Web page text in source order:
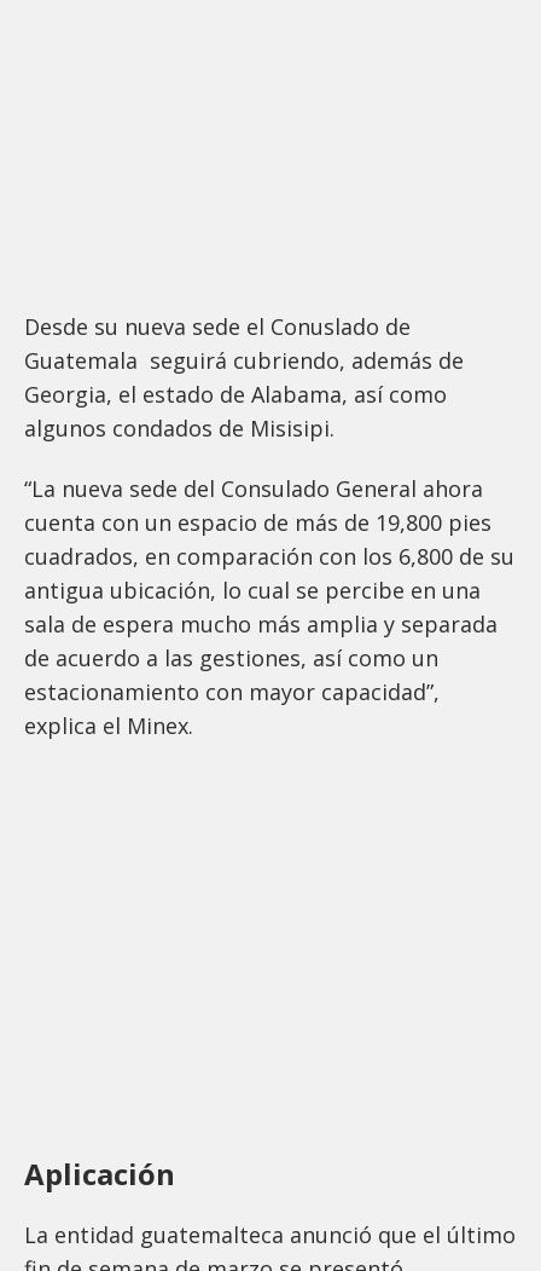
Desde su nueva sede el Conuslado de
Guatemala seguirá cubriendo, además de
Georgia, el estado de Alabama, así como
algunos condados de Misisipi.
“La nueva sede del Consulado General ahora
cuenta con un espacio de más de 19,800 pies
cuadrados, en comparación con los 6,800 de su
antigua ubicación, lo cual se percibe en una
sala de espera mucho más amplia y separada
de acuerdo a las gestiones, así como un
estacionamiento con mayor capacidad”,
explica el Minex.
Aplicación
La entidad guatemalteca anunció que el último